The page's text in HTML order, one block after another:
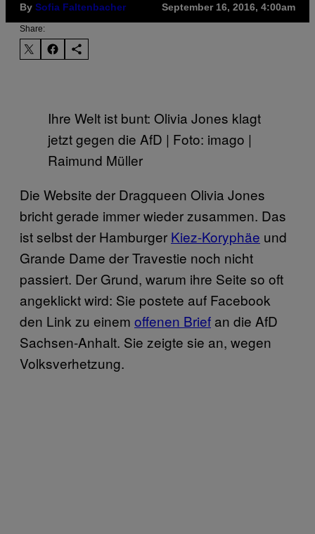
By Sofia Faltenbacher September 16, 2016, 4:00am
Share:
Ihre Welt ist bunt: Olivia Jones klagt
jetzt gegen die AfD | Foto: imago |
Raimund Müller
Die Website der Dragqueen Olivia Jones
bricht gerade immer wieder zusammen. Das
ist selbst der Hamburger Kiez-Koryphäe und
Grande Dame der Travestie noch nicht
passiert. Der Grund, warum ihre Seite so oft
angeklickt wird: Sie postete auf Facebook
den Link zu einem offenen Brief an die AfD
Sachsen-Anhalt. Sie zeigte sie an, wegen
Volksverhetzung.